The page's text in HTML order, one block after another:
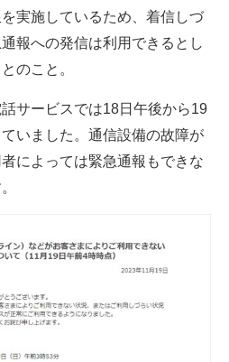
題
実施しているため、着信しづ
報への発信は利用できるとし
のこと。
サービスでは18日午後から19
いました。通信設備の故障が
によっては緊急通報もできな